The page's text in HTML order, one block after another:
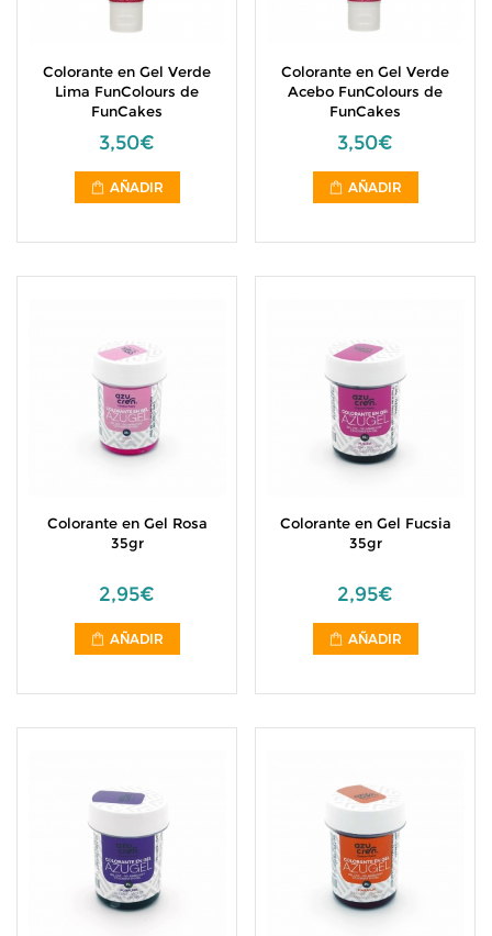
Colorante en Gel Verde
Lima FunColours de
FunCakes
3,50€
AÑADIR
Colorante en Gel Verde
Acebo FunColours de
FunCakes
3,50€
AÑADIR
Colorante en Gel Rosa
35gr
2,95€
AÑADIR
Colorante en Gel Fucsia
35gr
2,95€
AÑADIR